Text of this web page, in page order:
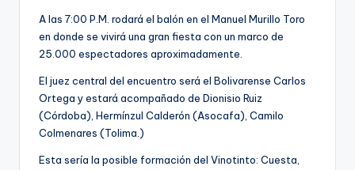
A las 7:00 P.M. rodará el balón en el Manuel Murillo Toro
en donde se vivirá una gran fiesta con un marco de
25.000 espectadores aproximadamente.
El juez central del encuentro será el Bolivarense Carlos
Ortega y estará acompañado de Dionisio Ruiz
(Córdoba), Hermínzul Calderón (Asocafa), Camilo
Colmenares (Tolima.)
Esta sería la posible formación del Vinotinto: Cuesta,